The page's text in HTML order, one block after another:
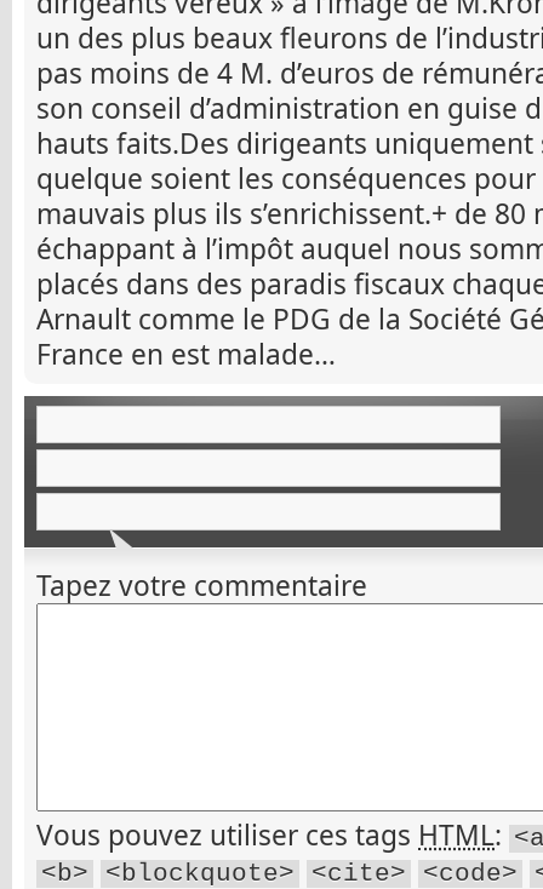
un des plus beaux fleurons de
pas moins de 4 M. d’euros de
son conseil d’administration en guise
hauts faits.Des dirigeants uniquement
quelque soient les conséquences
mauvais plus ils s’enrichissent.+ de 80
échappant à l’impôt auquel nous
placés dans des paradis fiscaux
Arnault comme le PDG de la Société
France en est malade…
Tapez votre commentaire
Vous pouvez utiliser ces tags HTML:
<b>
<blockquote> <cite> <code>